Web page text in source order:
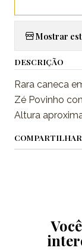
Mostrar
DESCRIÇÃO
Rara caneca
Zé Povinho
Altura